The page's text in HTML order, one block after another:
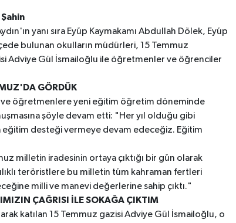
yanı sıra Eyüp Kaymakamı Abdullah Dölek, Eyüp
bulunan okulların müdürleri, 15 Temmuz
Adviye Gül İsmailoğlu ile öğretmenler ve öğrenciler
GÖRDÜK
ve öğretmenlere yeni eğitim öğretim döneminde
şöyle devam etti: "Her yıl olduğu gibi
eğitim desteği vermeye devam edeceğiz. Eğitim
milletin iradesinin ortaya çıktığı bir gün olarak
teröristlere bu milletin tüm kahraman fertleri
milli ve manevi değerlerine sahip çıktı."
ÇAĞRISI İLE SOKAĞA ÇIKTIM
katılan 15 Temmuz gazisi Adviye Gül İsmailoğlu, o